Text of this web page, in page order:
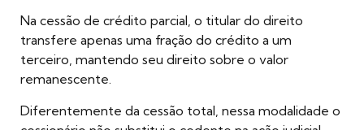
Na cessão de crédito parcial, o titular do direito
transfere apenas uma fração do crédito a um
terceiro, mantendo seu direito sobre o valor
remanescente.
Diferentemente da cessão total, nessa modalidade o